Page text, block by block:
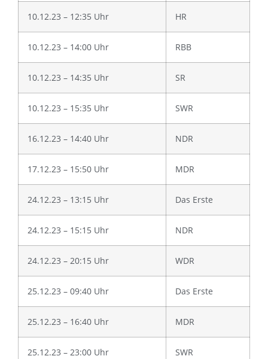
10.12.23 – 12:35 Uhr HR
10.12.23 – 14:00 Uhr RBB
10.12.23 – 14:35 Uhr SR
10.12.23 – 15:35 Uhr SWR
16.12.23 – 14:40 Uhr NDR
17.12.23 – 15:50 Uhr MDR
24.12.23 – 13:15 Uhr Das Erste
24.12.23 – 15:15 Uhr NDR
24.12.23 – 20:15 Uhr WDR
25.12.23 – 09:40 Uhr Das Erste
25.12.23 – 16:40 Uhr MDR
25.12.23 – 23:00 Uhr SWR